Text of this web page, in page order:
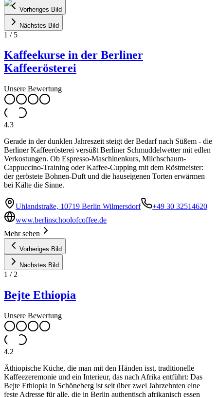
Vorheriges Bild
Nächstes Bild
1 / 5
Kaffeekurse in der Berliner
Kaffeerösterei
Unsere Bewertung
4.3
Gerade in der dunklen Jahreszeit steigt der Bedarf nach Süßem - die
Berliner Kaffeerösterei versüßt Berliner Schmuddelwetter mit edlen
Verkostungen. Ob Espresso-Maschinenkurs, Milchschaum-
Cappuccino-Training oder Kaffee-Cupping mit dem Röstmeister:
der geröstete Bohnen-Duft und die hauseigenen Torten erwärmen
bei Kälte die Sinne.
Uhlandstraße, 10719 Berlin Wilmersdorf
+49 30 32514620
www.berlinschoolofcoffee.de
Mehr sehen
Vorheriges Bild
Nächstes Bild
1 / 2
Bejte Ethiopia
Unsere Bewertung
4.2
Äthiopische Küche, die man mit den Händen isst, traditionelle
Kaffeezeremonie und ein Interieur, das nach Afrika entführt: Das
Bejte Ethiopia in Schöneberg ist seit über zwei Jahrzehnten eine
feste Adresse für alle, die in Berlin authentisch afrikanisch essen